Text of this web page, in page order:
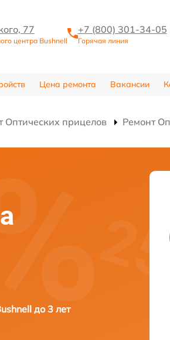
77
центра Bushnell
+7 (800) 301-34-05
Горячая линия
Цена ремонта Вакансии
Оптических прицелов Ремонт
до 3 лет